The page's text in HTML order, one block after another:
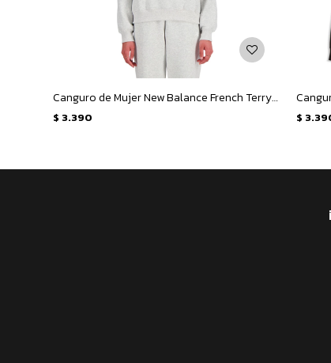
Canguro de Mujer New Balance French Terry Small Logo Hoodie - Gris
$ 3.390 $